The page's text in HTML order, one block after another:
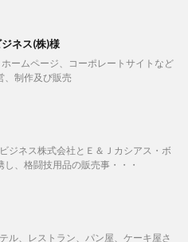
ネス(株)様
ームページ、コーポレートサイトなど
、制作及び販売
ジネス株式会社とＥ＆Ｊカシアス・ボ
し、格闘技用品の販売事・・・
ル、レストラン、パン屋、ケーキ屋さ